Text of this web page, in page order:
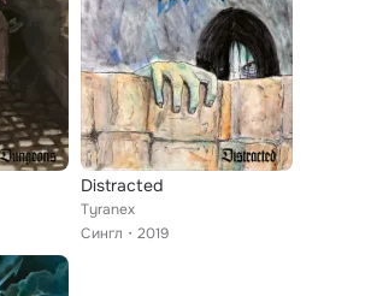
Distracted
Tyranex
Сингл
2019